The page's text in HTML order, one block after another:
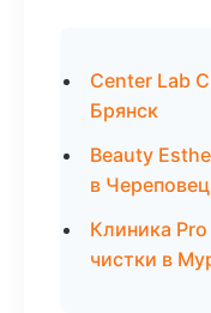
Center Lab
Брянск
Beauty
в Череповец
Клиника
чистки в